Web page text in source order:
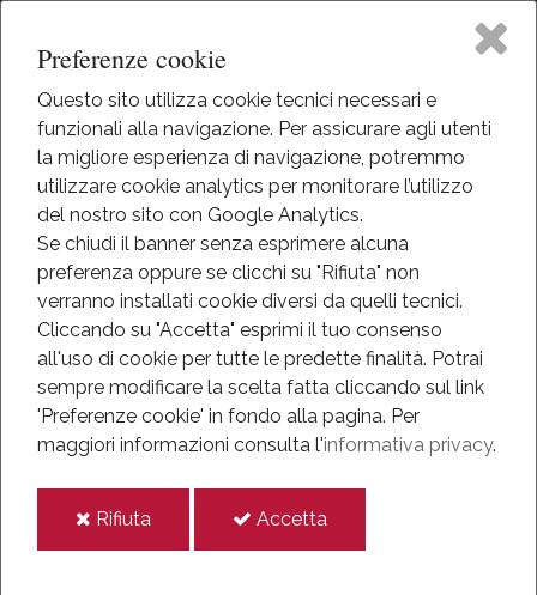
Preferenze cookie
Questo sito utilizza cookie tecnici necessari e
funzionali alla navigazione. Per assicurare agli utenti
la migliore esperienza di navigazione, potremmo
utilizzare cookie analytics per monitorare l’utilizzo
del nostro sito con Google Analytics.
Se chiudi il banner senza esprimere alcuna
preferenza oppure se clicchi su "Rifiuta" non
verranno installati cookie diversi da quelli tecnici.
Cliccando su "Accetta" esprimi il tuo consenso
all'uso di cookie per tutte le predette finalità. Potrai
sempre modificare la scelta fatta cliccando sul link
'Preferenze cookie' in fondo alla pagina. Per
maggiori informazioni consulta l'informativa privacy.
Rifiuta Accetta
Home
Il Museo
Attività
Eventi
Mediateca
Informazioni
HOME
Museo Oggi